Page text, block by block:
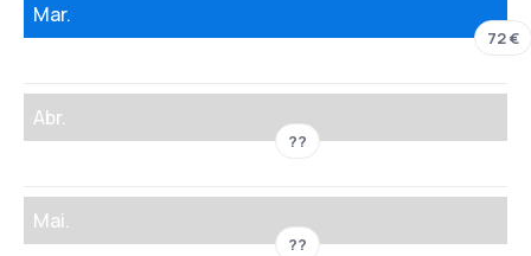
Mar.
72 €
Abr.
??
Mai.
??